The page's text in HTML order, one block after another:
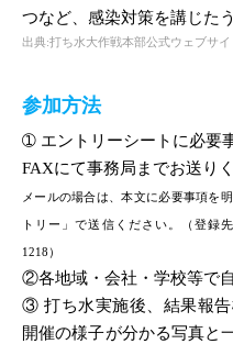
つなど、感染対策を講じた
出典:打ち水大作戦本部公式ウェブサ
参加方法
➀ エントリーシートに必要
FAXにて事務局までお送りく
メールの場合は、本文に必要事項を
トリー」で送信ください。（登録
1218）
②各地域・会社・学校等で
③ 打ち水実施後、結果報告
開催の様子が分かる写真と